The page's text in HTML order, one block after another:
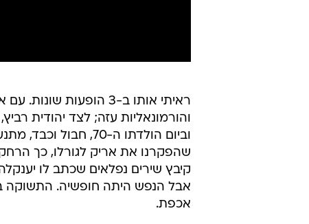
ראיתי אותו ב-3 הופעות
והורמונאליות עזה; לצד יהודית
וביום הולדתו ה-70,
שהפקרנו את אריק לגורלו, כך
קיבץ שירים נפלאים שכתב לו
אבל הנפש היתה חופשיה. התשוקה
אכפת.